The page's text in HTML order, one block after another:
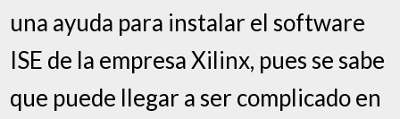
una ayuda para instalar el software
ISE de la empresa Xilinx, pues se sabe
que puede llegar a ser complicado en